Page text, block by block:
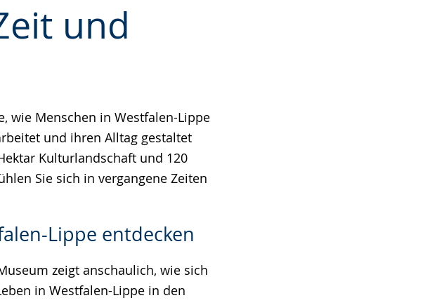
und
wie Menschen in Westfalen-Lippe
und ihren Alltag gestaltet
Kulturlandschaft und 120
Sie sich in vergangene Zeiten
Lippe entdecken
zeigt anschaulich, wie sich
in Westfalen-Lippe in den